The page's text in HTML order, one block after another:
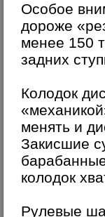
Особое
дороже
менее 150
задних
Колодок
менять и
Закисшие
колодок
Рулевые